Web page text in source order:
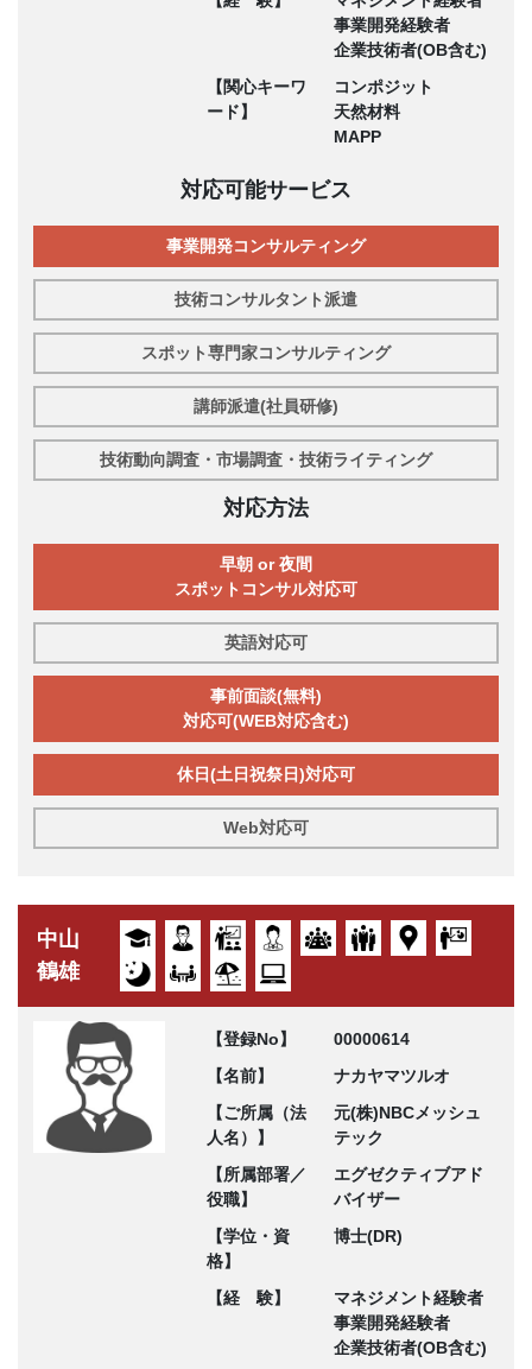
事業開発経験者
企業技術者(OB含む)
【関心キーワ
ード】
コンポジット
天然材料
MAPP
対応可能サービス
事業開発コンサルティング
技術コンサルタント派遣
スポット専門家コンサルティング
講師派遣(社員研修)
技術動向調査・市場調査・技術ライティング
対応方法
早朝 or 夜間
スポットコンサル対応可
英語対応可
事前面談(無料)
対応可(WEB対応含む)
休日(土日祝祭日)対応可
Web対応可
中山
鶴雄
【登録No】
00000614
【名前】
ナカヤマツルオ
【ご所属（法
人名）】
元(株)NBCメッシュ
テック
【所属部署／
役職】
エグゼクティブアド
バイザー
【学位・資
格】
博士(DR)
【経 験】
マネジメント経験者
事業開発経験者
企業技術者(OB含む)